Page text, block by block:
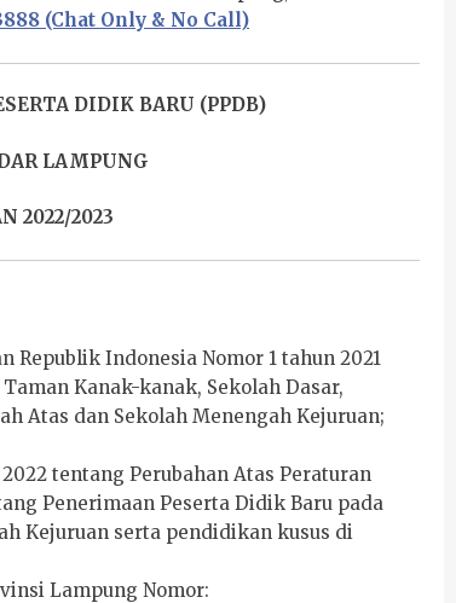
(Chat Only & No Call)
DIDIK BARU (PPDB)
LAMPUNG
2022/2023
Indonesia Nomor 1 tahun 2021
Kanak-kanak, Sekolah Dasar,
Atas dan Sekolah Menengah Kejuruan;
tentang Perubahan Atas Peraturan
Penerimaan Peserta Didik Baru pada
Kejuruan serta pendidikan kusus di
Lampung Nomor: